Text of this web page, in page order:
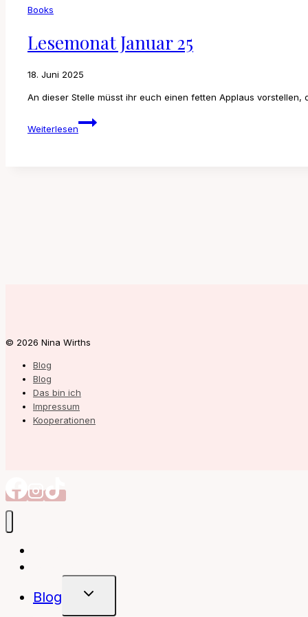
Books
Lesemonat Januar 25
18. Juni 2025
An dieser Stelle müsst ihr euch einen fetten Applaus vorstellen,
Weiterlesen
Lesemonat
Januar
© 2026 Nina Wirths
Blog
Blog
Das bin ich
Impressum
Kooperationen
Blog
Untermenü